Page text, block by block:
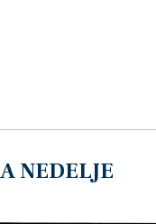
NEDELJE